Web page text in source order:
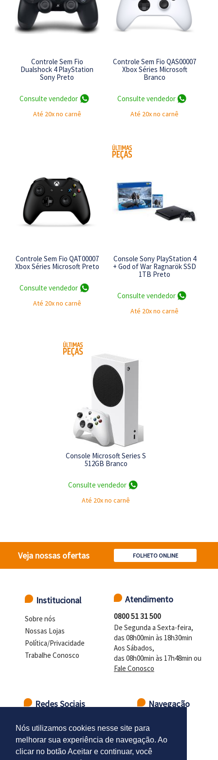
Nós utilizamos cookies nesse site para
melhorar sua experiência de navegação. Ao
clicar no botão Aceitar e continuar, você
Controle Sem Fio
Dualshock 4 PlayStation
Sony Preto
Consulte vendedor
Até 20x no carnê
Controle Sem Fio QAS00007
Xbox Séries Microsoft
Branco
Consulte vendedor
Até 20x no carnê
Controle Sem Fio QAT00007
Xbox Séries Microsoft Preto
Consulte vendedor
Até 20x no carnê
Console Sony PlayStation 4
+ God of War Ragnarök SSD
1TB Preto
Consulte vendedor
Até 20x no carnê
Console Microsoft Series S
512GB Branco
Consulte vendedor
Até 20x no carnê
Veja nossas ofertas FOLHETO ONLINE
Institucional
Sobre nós
Nossas Lojas
Política/Privacidade
Trabalhe Conosco
Atendimento
0800 51 31 500
De Segunda a Sexta-feira,
das 08h00min às 18h30min
Aos Sábados,
das 08h00min às 17h48min ou
Fale Conosco
Redes Sociais Navegação